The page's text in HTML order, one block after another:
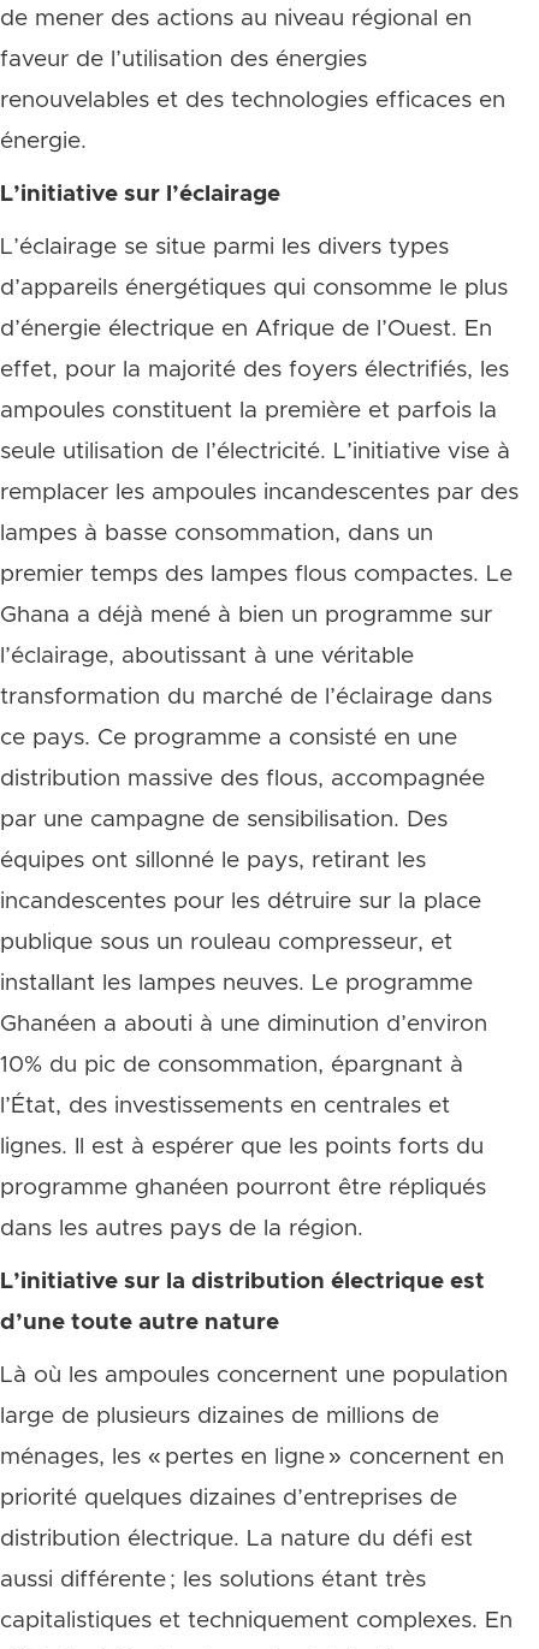
de mener des actions au niveau régional en
faveur de l’utilisation des énergies
renouvelables et des technologies efficaces en
énergie.
L’initiative sur l’éclairage
L’éclairage se situe parmi les divers types
d’appareils énergétiques qui consomme le plus
d’énergie électrique en Afrique de l’Ouest. En
effet, pour la majorité des foyers électrifiés, les
ampoules constituent la première et parfois la
seule utilisation de l’électricité. L’initiative vise à
remplacer les ampoules incandescentes par des
lampes à basse consommation, dans un
premier temps des lampes flous compactes. Le
Ghana a déjà mené à bien un programme sur
l’éclairage, aboutissant à une véritable
transformation du marché de l’éclairage dans
ce pays. Ce programme a consisté en une
distribution massive des flous, accompagnée
par une campagne de sensibilisation. Des
équipes ont sillonné le pays, retirant les
incandescentes pour les détruire sur la place
publique sous un rouleau compresseur, et
installant les lampes neuves. Le programme
Ghanéen a abouti à une diminution d’environ
10% du pic de consommation, épargnant à
l’État, des investissements en centrales et
lignes. Il est à espérer que les points forts du
programme ghanéen pourront être répliqués
dans les autres pays de la région.
L’initiative sur la distribution électrique est
d’une toute autre nature
Là où les ampoules concernent une population
large de plusieurs dizaines de millions de
ménages, les « pertes en ligne » concernent en
priorité quelques dizaines d’entreprises de
distribution électrique. La nature du défi est
aussi différente ; les solutions étant très
capitalistiques et techniquement complexes. En